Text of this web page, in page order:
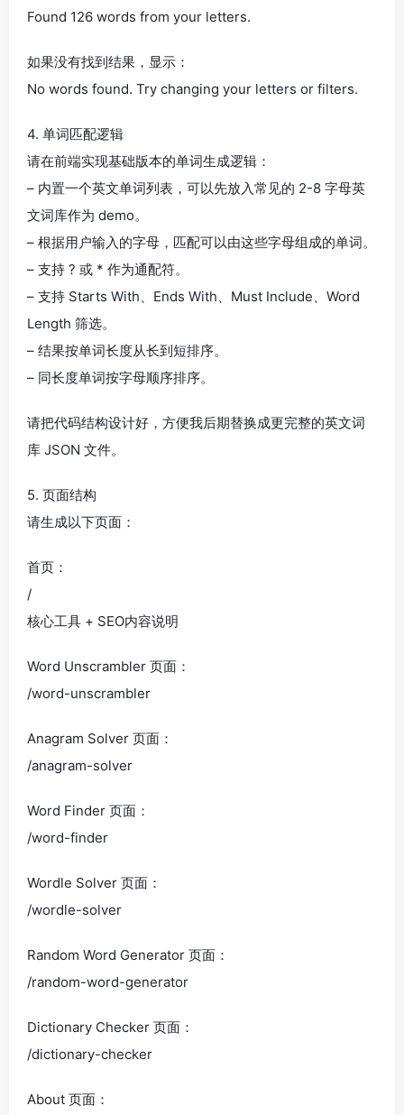
Found 126 words from your letters.
如果没有找到结果，显示：
No words found. Try changing your letters or filters.
4. 单词匹配逻辑
请在前端实现基础版本的单词生成逻辑：
– 内置一个英文单词列表，可以先放入常见的 2-8 字母英
文词库作为 demo。
– 根据用户输入的字母，匹配可以由这些字母组成的单词。
– 支持 ? 或 * 作为通配符。
– 支持 Starts With、Ends With、Must Include、Word
Length 筛选。
– 结果按单词长度从长到短排序。
– 同长度单词按字母顺序排序。
请把代码结构设计好，方便我后期替换成更完整的英文词
库 JSON 文件。
5. 页面结构
请生成以下页面：
首页：
/
核心工具 + SEO内容说明
Word Unscrambler 页面：
/word-unscrambler
Anagram Solver 页面：
/anagram-solver
Word Finder 页面：
/word-finder
Wordle Solver 页面：
/wordle-solver
Random Word Generator 页面：
/random-word-generator
Dictionary Checker 页面：
/dictionary-checker
About 页面：